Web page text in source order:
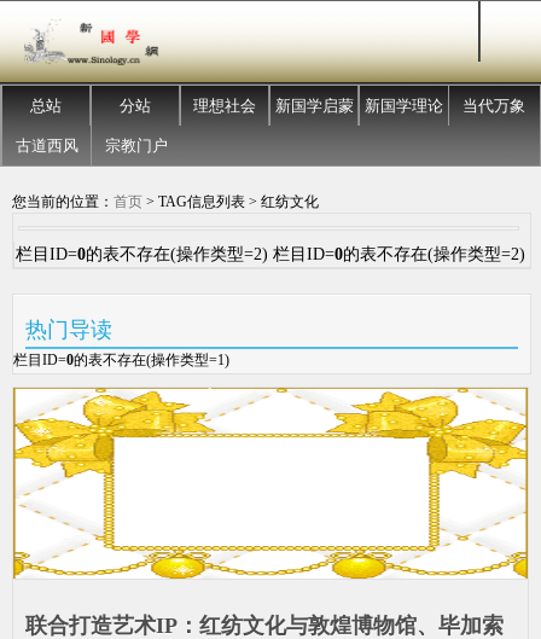
总站 分站 理想社会 新国学启蒙 新国学理论 当代万象
古道西风 宗教门户
您当前的位置： 首页 > TAG信息列表 > 红纺文化
栏目ID=0的表不存在(操作类型=2) 栏目ID=0的表不存在(操作类型=2)
热门导读
栏目ID=0的表不存在(操作类型=1)
联合打造艺术IP：红纺文化与敦煌博物馆、毕加索